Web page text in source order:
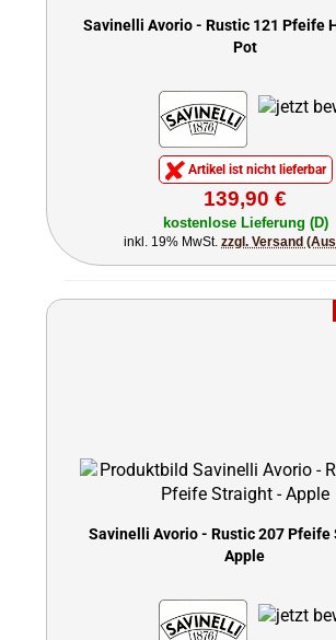
Savinelli Avorio - Rustic 121 Pfeife
Pot
Artikel ist nicht lieferbar
139,90 €
kostenlose Lieferung (D)
inkl. 19% MwSt. zzgl. Versand
Savinelli Avorio - Rustic 207 Pfeife
Apple